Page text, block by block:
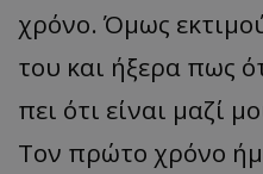
χρόνο. Όμως
του και ήξερα πως
πει ότι είναι μαζί
Τον πρώτο χρόνο